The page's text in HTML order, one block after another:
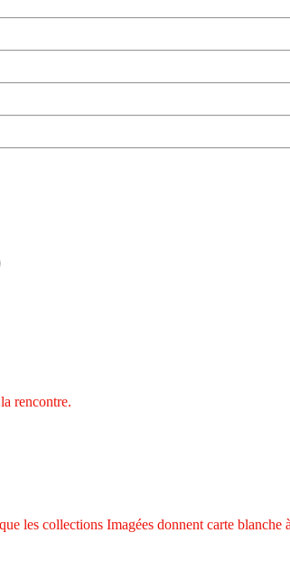
rencontre.
les collections Imagées donnent carte blanche